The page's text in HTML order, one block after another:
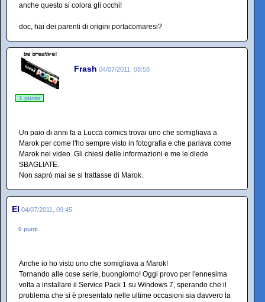
anche questo si colora gli occhi!
doc, hai dei parenti di origini portacomaresi?
Frash 04/07/2011, 08:58
1 punto
Un paio di anni fa a Lucca comics trovai uno che somigliava a
Marok per come l'ho sempre visto in fotografia e che parlava come
Marok nei video. Gli chiesi delle informazioni e me le diede
SBAGLIATE.
Non saprò mai se si trattasse di Marok.
El 04/07/2011, 09:45
0 punti
Anche io ho visto uno che somigliava a Marok!
Tornando alle cose serie, buongiorno! Oggi provo per l'ennesima
volta a installare il Service Pack 1 su Windows 7, sperando che il
problema che si è presentato nelle ultime occasioni sia davvero la